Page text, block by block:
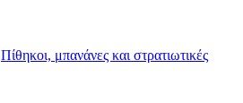
Πίθηκοι, μπανάνες και στρατιωτικές